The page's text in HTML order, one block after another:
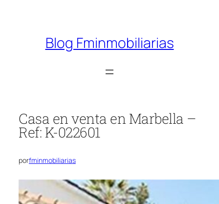
Blog Fminmobiliarias
Casa en venta en Marbella –
Ref: K-022601
porfminmobiliarias